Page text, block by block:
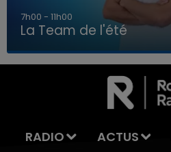
LA TEAM DE L'ÉTÉ
7h00 - 11h00
La Team de l'été
RADIO ACTUS